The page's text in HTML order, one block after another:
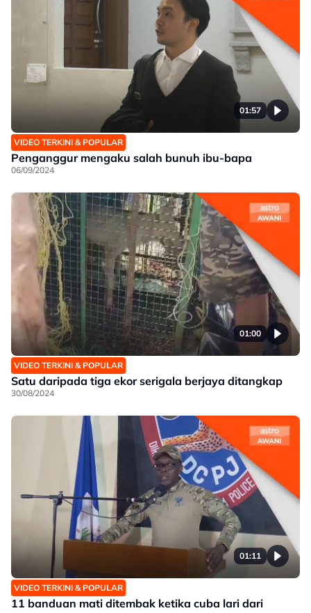
01:57
VIDEO TERKINI & POPULAR
Penganggur mengaku salah bunuh ibu-bapa
06/09/2024
01:00
VIDEO TERKINI & POPULAR
Satu daripada tiga ekor serigala berjaya ditangkap
30/08/2024
01:11
VIDEO TERKINI & POPULAR
11 banduan mati ditembak ketika cuba lari dari